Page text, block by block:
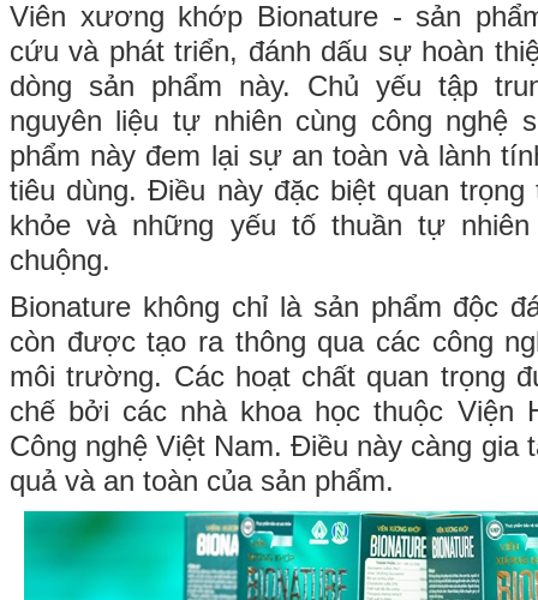
Viên xương khớp Bionature - sản
cứu và phát triển, đánh dấu sự hoàn
dòng sản phẩm này. Chủ yếu tập
nguyên liệu tự nhiên cùng công nghệ
phẩm này đem lại sự an toàn và lành
tiêu dùng. Điều này đặc biệt quan
khỏe và những yếu tố thuần tự
chuộng.
Bionature không chỉ là sản phẩm độc
còn được tạo ra thông qua các công
môi trường. Các hoạt chất quan trọng
chế bởi các nhà khoa học thuộc Viện
Công nghệ Việt Nam. Điều này càng gia
quả và an toàn của sản phẩm.